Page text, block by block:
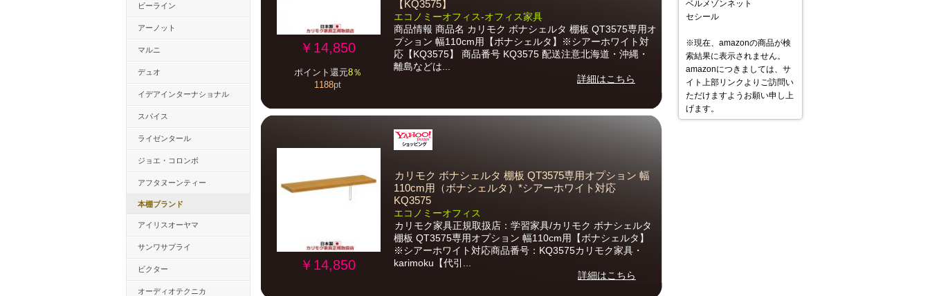
ビーライン
アーノット
マルニ
デュオ
イデアインターナショナル
スパイス
ライゼンタール
ジョエ・コロンボ
アフタヌーンティー
本棚ブランド
アイリスオーヤマ
サンワサプライ
ビクター
オーディオテクニカ
￥14,850
ポイント還元8％
1188pt
【KQ3575】
エコノミーオフィス-オフィス家具
商品情報 商品名 カリモク ボナシェルタ 棚板 QT3575専用オ
プション 幅110cm用【ボナシェルタ】※シアーホワイト対
応【KQ3575】 商品番号 KQ3575 配送注意北海道・沖縄・
離島などは...
詳細はこちら
￥14,850
カリモク ボナシェルタ 棚板 QT3575専用オプション 幅
110cm用（ボナシェルタ）*シアーホワイト対応
KQ3575
エコノミーオフィス
カリモク家具正規取扱店：学習家具/カリモク ボナシェルタ
棚板 QT3575専用オプション 幅110cm用【ボナシェルタ】
※シアーホワイト対応商品番号：KQ3575カリモク家具・
karimoku【代引...
詳細はこちら
ベルメゾンネット
セシール
※現在、amazonの商品が検
索結果に表示されません。
amazonにつきましては、サ
イト上部リンクよりご訪問い
ただけますようお願い申し上
げます。